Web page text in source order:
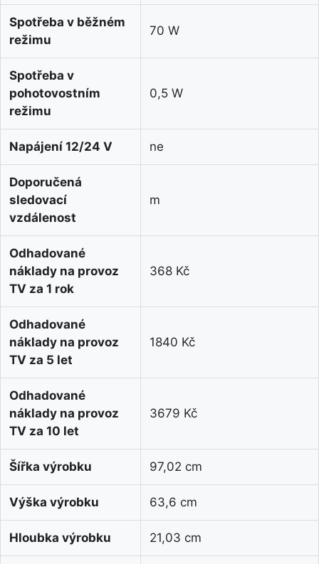
Spotřeba v běžném
režimu
70 W
Spotřeba v
pohotovostním
režimu
0,5 W
Napájení 12/24 V ne
Doporučená
sledovací
vzdálenost
m
Odhadované
náklady na provoz
TV za 1 rok
368 Kč
Odhadované
náklady na provoz
TV za 5 let
1840 Kč
Odhadované
náklady na provoz
TV za 10 let
3679 Kč
Šířka výrobku 97,02 cm
Výška výrobku 63,6 cm
Hloubka výrobku 21,03 cm